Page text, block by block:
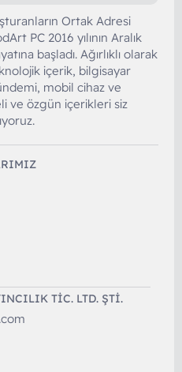
Ortak Adresi
PC 2016 yılının Aralık
başladı. Ağırlıklı olarak
içerik, bilgisayar
mobil cihaz ve
ve özgün içerikleri siz
TİC. LTD. ŞTİ.